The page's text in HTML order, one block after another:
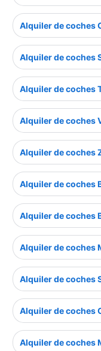
Alquiler de coches
Alquiler de coches
Alquiler de coches
Alquiler de coches
Alquiler de coches
Alquiler de coches
Alquiler de coches
Alquiler de coches
Alquiler de coches
Alquiler de coches
Alquiler de coches